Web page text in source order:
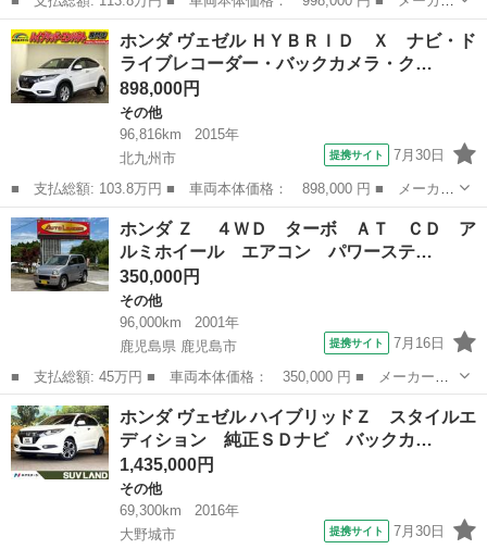
名： ホンダ ■ 車種名： ヴェゼル ■ グレード名： ハイブリッ
ドＺ ナビフルセグＴＶ バックカメラ ＬＥＤヘッドライト シー
トヒーター...
福岡 北九州市 その他
ホンダ ヴェゼル ＨＹＢＲＩＤ Ｘ ナビ・ド
ライブレコーダー・バックカメラ・ク…
898,000円
その他
96,816km
2015年
北九州市
提携サイト 7月30日
■ 支払総額: 103.8万円 ■ 車両本体価格： 898,000 円 ■ メーカー
名： ホンダ ■ 車種名： ヴェゼル ■ グレード名： ＨＹＢＲＩ
Ｄ Ｘ ナビ・ドライブレコーダー・バックカメラ・クルーズコント
ロール・Ｅ...
福岡 北九州市 その他
ホンダ Ｚ ４ＷＤ ターボ ＡＴ ＣＤ ア
ルミホイール エアコン パワーステ…
350,000円
その他
96,000km
2001年
鹿児島県 鹿児島市
提携サイト 7月16日
■ 支払総額: 45万円 ■ 車両本体価格： 350,000 円 ■ メーカー
名： ホンダ ■ 車種名： Ｚ ■ グレード名： ４ＷＤ ター
ボ ＡＴ ＣＤ アルミホイール エアコン パワーステアリング
パワーウィンドウ ...
鹿児島 鹿児島市 その他
ホンダ ヴェゼル ハイブリッドＺ スタイルエ
ディション 純正ＳＤナビ バックカ…
1,435,000円
その他
69,300km
2016年
大野城市
提携サイト 7月30日